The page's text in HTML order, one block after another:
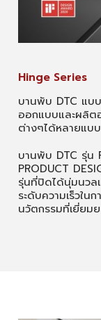
Hinge Series
บานพับ DTC แบ
ออกแบบและผลิต
ต่างๆได้หลายแบบ
บานพับ DTC รุ่น
PRODUCT
รุ่นที่ปิดได้นุ่มนวล
ระดับความเร็วใน
นวัตกรรมที่เยี่ยม